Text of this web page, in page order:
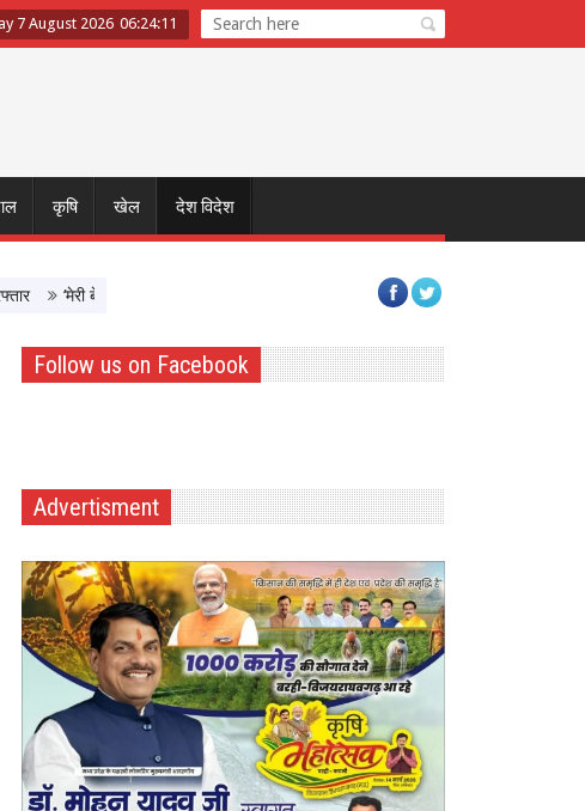
7 August 2026 06:24:11
कृषि खेल देश विदेश
‘मेरी बेटी–मेरा अभिमान’ अभियान का शुभारंभ, बेटियों को Atmnirbhar बनाने पर सरकार का
Follow us on Facebook
Advertisment